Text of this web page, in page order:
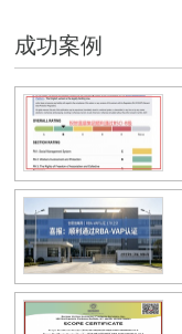
成功案例